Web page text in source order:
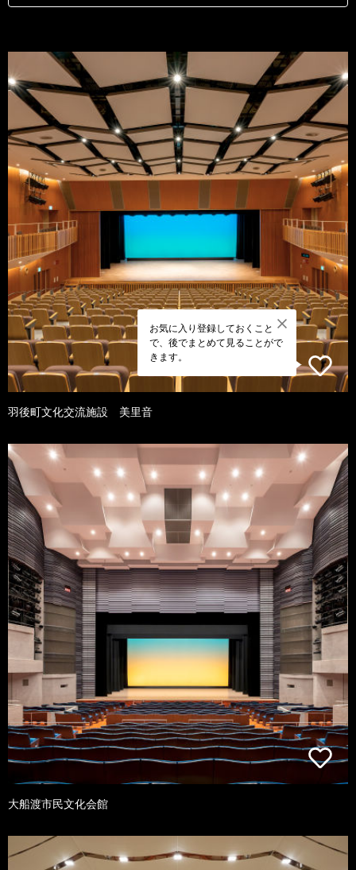
お気に入り登録しておくこと
で、後でまとめて見ることがで
きます。
羽後町文化交流施設 美里音
大船渡市民文化会館